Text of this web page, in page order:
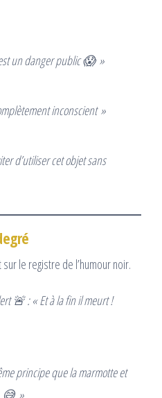
un danger public 😱 »
inconscient »
d’utiliser cet objet sans
le registre de l’humour noir.
🚨 : « Et à la fin il meurt !
principe que la marmotte et
😅 »